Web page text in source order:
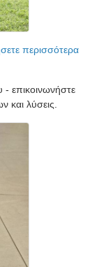
περισσότερα
- επικοινωνήστε
και λύσεις.